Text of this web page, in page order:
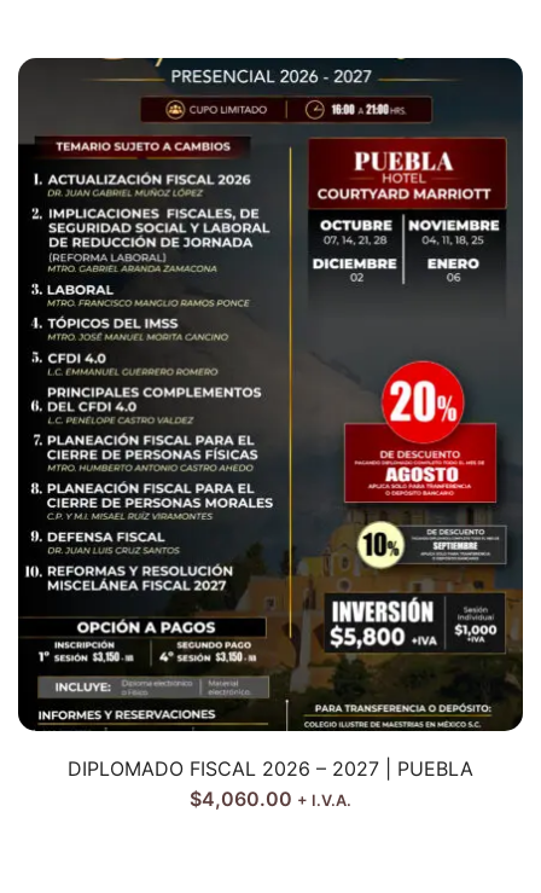
DIPLOMADO FISCAL 2026 – 2027 | PUEBLA
$4,060.00 + I.V.A.